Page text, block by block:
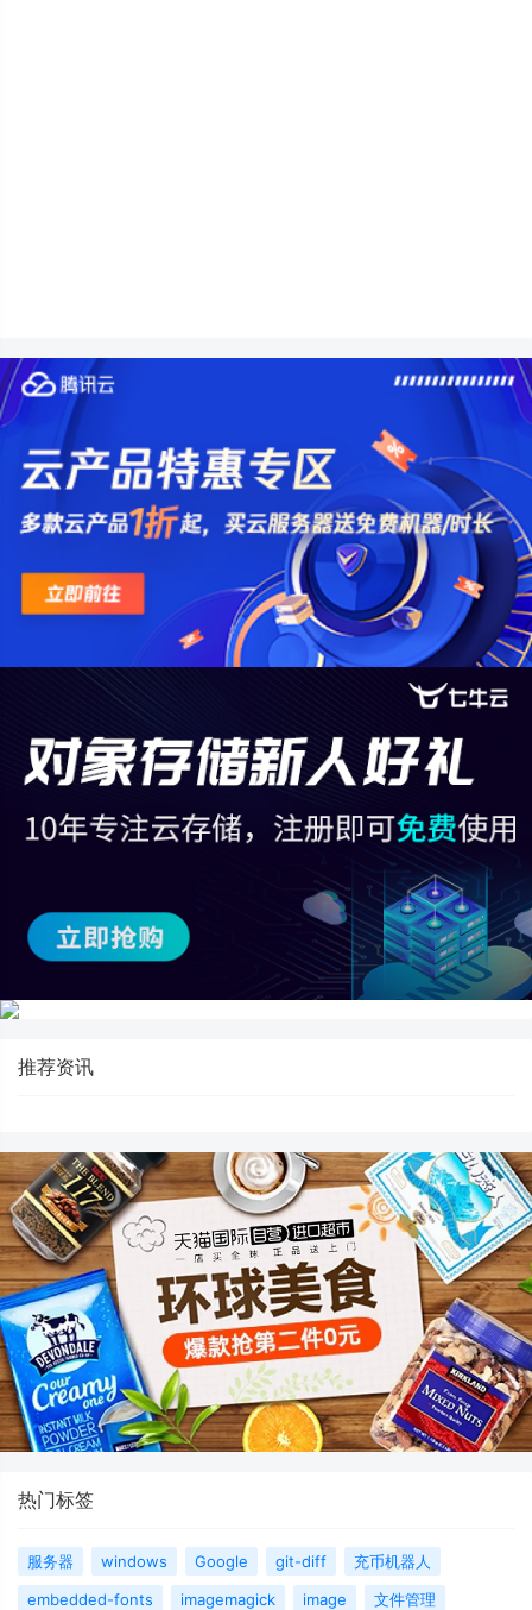
推荐资讯
热门标签
服务器 windows Google git-diff
充币机器人
embedded-fonts
imagemagick image
文件管理